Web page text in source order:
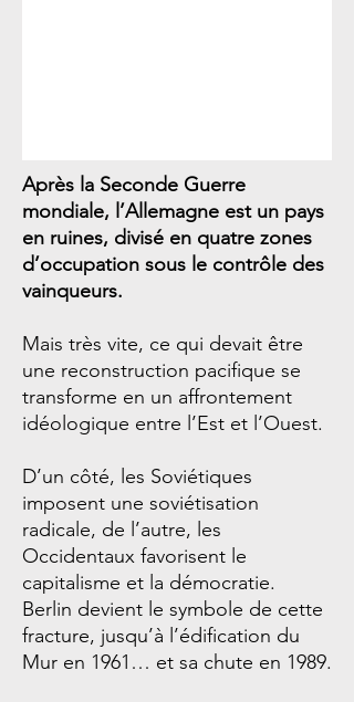
Après la Seconde Guerre
mondiale, l’Allemagne est un pays
en ruines, divisé en quatre zones
d’occupation sous le contrôle des
vainqueurs.
Mais très vite, ce qui devait être
une reconstruction pacifique se
transforme en un affrontement
idéologique entre l’Est et l’Ouest.
D’un côté, les Soviétiques
imposent une soviétisation
radicale, de l’autre, les
Occidentaux favorisent le
capitalisme et la démocratie.
Berlin devient le symbole de cette
fracture, jusqu’à l’édification du
Mur en 1961… et sa chute en 1989.